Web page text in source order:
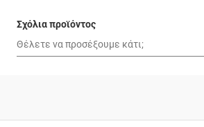
Σχόλια προϊόντος